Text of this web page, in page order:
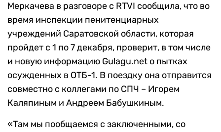
Меркачева в разговоре с RTVI сообщила, что во
время инспекции пенитенциарных
учреждений Саратовской области, которая
пройдет с 1 по 7 декабря, проверит, в том числе
и новую информацию Gulagu.net о пытках
осужденных в ОТБ-1. В поездку она отправится
совместно с коллегами по СПЧ – Игорем
Каляпиным и Андреем Бабушкиным.
«Там мы пообщаемся с заключенными, со